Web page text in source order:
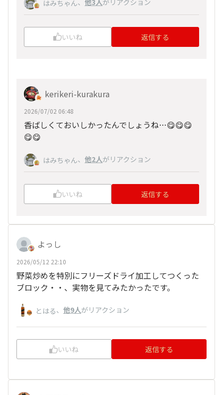
はみちゃん、 他3人がリアクション
いいね 返信する
kerikeri-kurakura
2026/07/02 06:48
香ばしくておいしかったんでしょうね…😋😋😋
😋😋
はみちゃん、 他2人がリアクション
いいね 返信する
よっし
2026/05/12 22:10
野菜炒めを特別にフリーズドライ加工してつくった
ブロック・・、実物を見てみたかったです。
とはる、 他9人がリアクション
いいね 返信する